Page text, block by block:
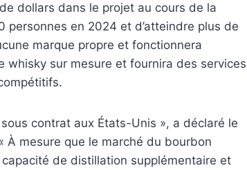
dollars dans le projet au cours de la
personnes en 2024 et d’atteindre plus de
marque propre et fonctionnera
sur mesure et fournira des services
contrat aux États-Unis », a déclaré le
À mesure que le marché du bourbon
de distillation supplémentaire et